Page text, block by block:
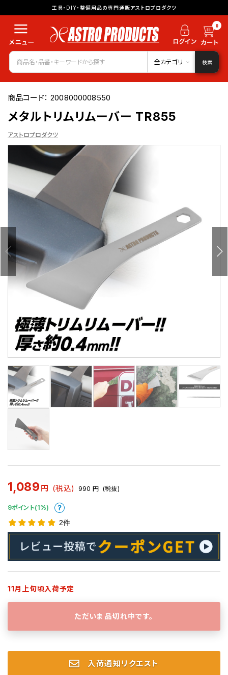
工具・DIY・整備用品の専門通販アストロプロダクツ
0
全カテゴリ 検索
商品コード：2008000008550
メタルトリムリムーバー TR855
アストロプロダクツ
1,089 円 (税込) 990 円 (税抜)
9ポイント(1%)
2件
11月上旬頃入荷予定
ただいま品切れ中です。
入荷通知リクエスト